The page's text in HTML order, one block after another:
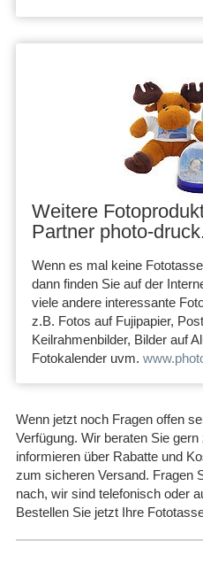
Weitere
Partner photo-
Wenn es mal keine
dann finden Sie auf der
viele andere interessante
z.B. Fotos auf Fujipapier,
Keilrahmenbilder, Bilder auf
Fotokalender uvm.
Wenn jetzt noch Fragen offen
Verfügung. Wir beraten Sie
informieren über Rabatte und
zum sicheren Versand. Fragen
nach, wir sind telefonisch oder
Bestellen Sie jetzt Ihre